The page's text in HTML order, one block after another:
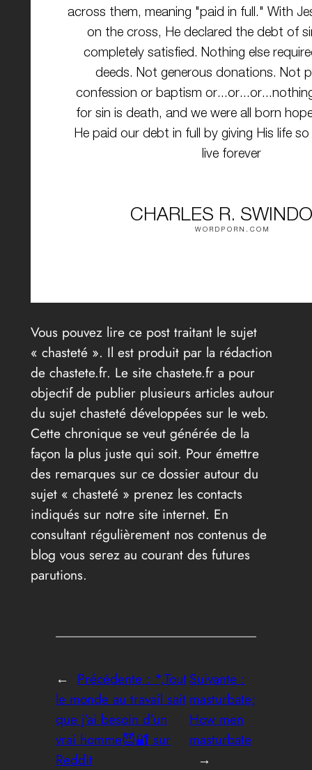
Vous pouvez lire ce post traitant le sujet
« chasteté ». Il est produit par la rédaction
de chastete.fr. Le site chastete.fr a pour
objectif de publier plusieurs articles autour
du sujet chasteté développées sur le web.
Cette chronique se veut générée de la
façon la plus juste qui soit. Pour émettre
des remarques sur ce dossier autour du
sujet « chasteté » prenez les contacts
indiqués sur notre site internet. En
consultant régulièrement nos contenus de
blog vous serez au courant des futures
parutions.
← Précédente : *,Tout
le monde au travail sait
que j’ai besoin d’un
vrai homme😈🔐 sur
Reddit
Suivante :
masturbate;
How men
masturbate
→